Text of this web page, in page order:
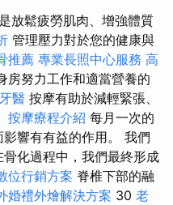
放鬆疲勞肌肉、增強體質
管理壓力對於您的健康與
推薦 專業長照中心服務 高
房努力工作和適當營養的
醫 按摩有助於減輕緊張、
按摩療程介紹 每月一次的
響有有益的作用。 我們
化過程中，我們最終形成
位行銷方案 脊椎下部的融
婚禮外燴解決方案 30 老